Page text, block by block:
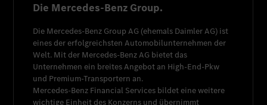
Die Mercedes-Benz Group.
Die Mercedes-Benz Group AG (ehemals Daimler AG) ist
eines der erfolgreichsten Automobilunternehmen der
Welt. Mit der Mercedes-Benz AG bietet das
Unternehmen ein breites Angebot an High-End-Pkw
und Premium-Transportern an.
Mercedes-Benz Financial Services bildet eine weitere
wichtige Einheit des Konzerns und übernimmt